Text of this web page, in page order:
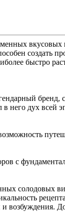
создать
быстро
бренд,
него дух всей
с
солодовых
возбуждения.